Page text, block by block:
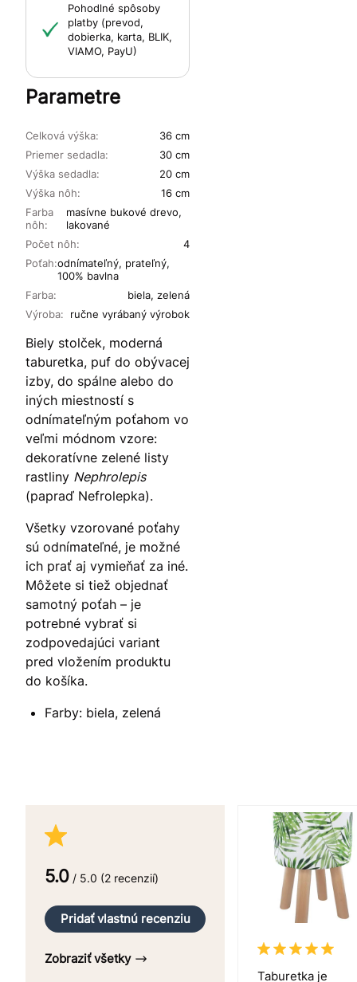
Pohodlné spôsoby
platby (prevod,
dobierka, karta, BLIK,
VIAMO, PayU)
Parametre
Priemer sedadla:
30 cm
Výška sedadla:
20 cm
Výška nôh:
16 cm
Farba
nôh:
masívne bukové drevo,
lakované
Počet nôh:
4
Celková výška: 36 cm
Poťah:odnímateľný, prateľný,
100% bavlna
Farba:
biela, zelená
Výroba:
ručne vyrábaný výrobok
Biely stolček, moderná
taburetka, puf do obývacej
izby, do spálne alebo do
iných miestností s
odnímateľným poťahom vo
veľmi módnom vzore:
dekoratívne zelené listy
rastliny Nephrolepis
(papraď Nefrolepka).
Všetky vzorované poťahy
sú odnímateľné, je možné
ich prať aj vymieňať za iné.
Môžete si tiež objednať
samotný poťah – je
potrebné vybrať si
zodpovedajúci variant
pred vložením produktu
do košíka.
Farby: biela, zelená
5.0 / 5.0 (2 recenzií)
Pridať vlastnú recenziu
Zobraziť všetky
Taburetka je